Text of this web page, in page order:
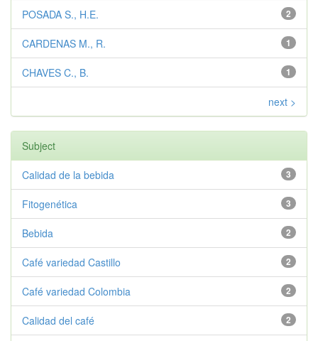
2
POSADA S., H.E.
1
CARDENAS M., R.
1
CHAVES C., B.
next >
Subject
3
Calidad de la bebida
3
Fitogenética
2
Bebida
2
Café variedad Castillo
2
Café variedad Colombia
2
Calidad del café